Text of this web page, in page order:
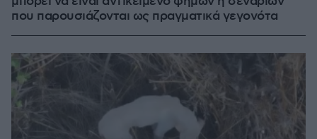
που παρουσιάζονται ως πραγματικά γεγονότα